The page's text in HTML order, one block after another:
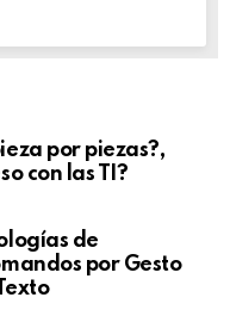
por piezas?,
con las TI?
de
por Gesto